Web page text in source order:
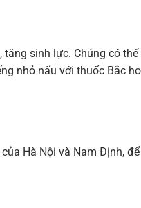
sinh lực. Chúng có
nhỏ nấu với thuốc Bắc
Hà Nội và Nam Định,